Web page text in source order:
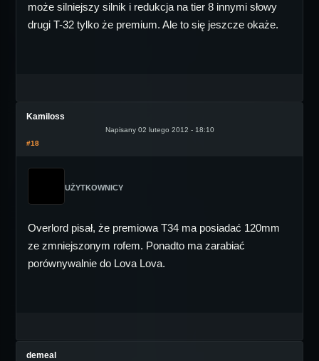
może silniejszy silnik i redukcja na tier 8 innymi słowy
drugi T-32 tylko że premium. Ale to się jeszcze okaże.
Kamiloss
Napisany 02 lutego 2012 - 18:10
#18
UŻYTKOWNICY
Overlord pisał, że premiowa T34 ma posiadać 120mm
ze zmniejszonym rofem. Ponadto ma zarabiać
porównywalnie do Lova Lova.
demeal